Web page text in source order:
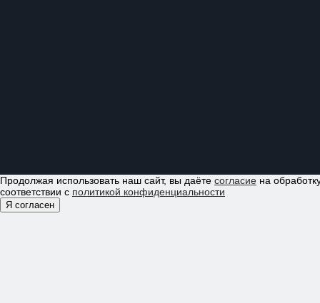
Продолжая использовать наш сайт, вы даёте согласие на
соответствии с политикой конфиденциальности
Я согласен